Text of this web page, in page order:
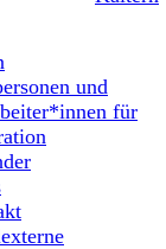
und
für